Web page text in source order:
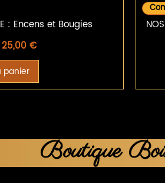
: Encens et Bougies
25,00 €
panier
Boutique